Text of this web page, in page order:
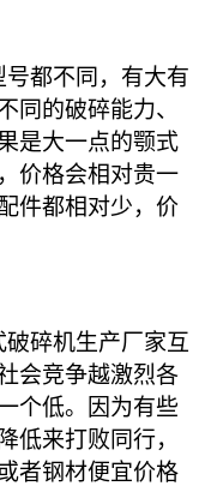
都不同，有大有
同的破碎能力、
是大一点的颚式
价格会相对贵一
件都相对少，价
碎机生产厂家互
会竞争越激烈各
个低。因为有些
低来打败同行，
者钢材便宜价格